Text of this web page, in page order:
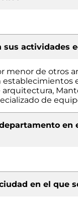
sus actividades
menor de otros
arquitectura,
de
en
en el que